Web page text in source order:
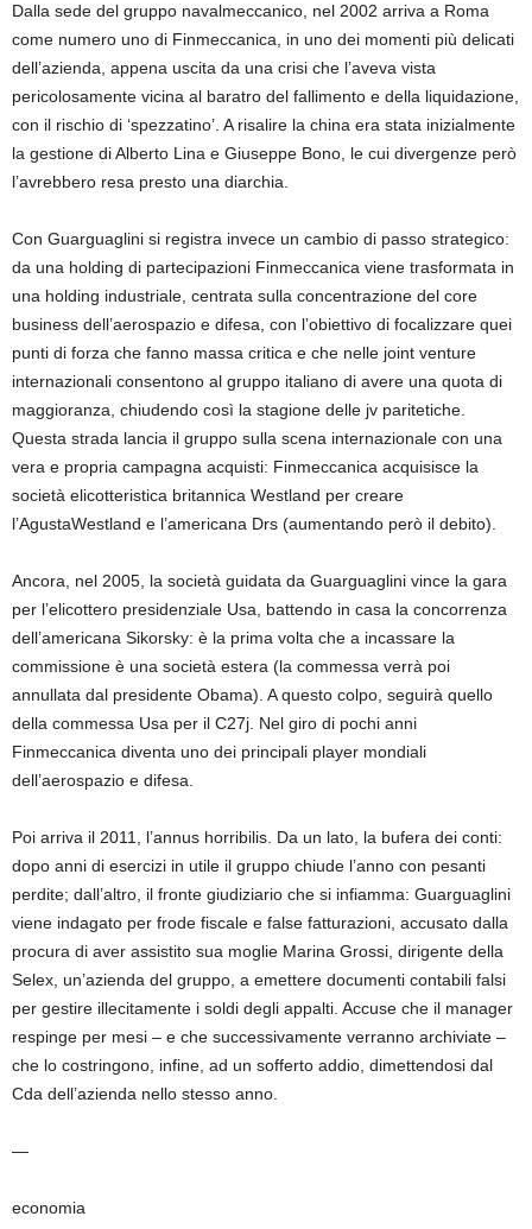
Dalla sede del gruppo navalmeccanico, nel 2002 arriva a Roma
come numero uno di Finmeccanica, in uno dei momenti più delicati
dell’azienda, appena uscita da una crisi che l’aveva vista
pericolosamente vicina al baratro del fallimento e della liquidazione,
con il rischio di ‘spezzatino’. A risalire la china era stata inizialmente
la gestione di Alberto Lina e Giuseppe Bono, le cui divergenze però
l’avrebbero resa presto una diarchia.
Con Guarguaglini si registra invece un cambio di passo strategico:
da una holding di partecipazioni Finmeccanica viene trasformata in
una holding industriale, centrata sulla concentrazione del core
business dell’aerospazio e difesa, con l’obiettivo di focalizzare quei
punti di forza che fanno massa critica e che nelle joint venture
internazionali consentono al gruppo italiano di avere una quota di
maggioranza, chiudendo così la stagione delle jv paritetiche.
Questa strada lancia il gruppo sulla scena internazionale con una
vera e propria campagna acquisti: Finmeccanica acquisisce la
società elicotteristica britannica Westland per creare
l’AgustaWestland e l’americana Drs (aumentando però il debito).
Ancora, nel 2005, la società guidata da Guarguaglini vince la gara
per l’elicottero presidenziale Usa, battendo in casa la concorrenza
dell’americana Sikorsky: è la prima volta che a incassare la
commissione è una società estera (la commessa verrà poi
annullata dal presidente Obama). A questo colpo, seguirà quello
della commessa Usa per il C27j. Nel giro di pochi anni
Finmeccanica diventa uno dei principali player mondiali
dell’aerospazio e difesa.
Poi arriva il 2011, l’annus horribilis. Da un lato, la bufera dei conti:
dopo anni di esercizi in utile il gruppo chiude l’anno con pesanti
perdite; dall’altro, il fronte giudiziario che si infiamma: Guarguaglini
viene indagato per frode fiscale e false fatturazioni, accusato dalla
procura di aver assistito sua moglie Marina Grossi, dirigente della
Selex, un’azienda del gruppo, a emettere documenti contabili falsi
per gestire illecitamente i soldi degli appalti. Accuse che il manager
respinge per mesi – e che successivamente verranno archiviate –
che lo costringono, infine, ad un sofferto addio, dimettendosi dal
Cda dell’azienda nello stesso anno.
—
economia